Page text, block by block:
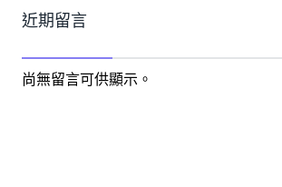
近期留言
尚無留言可供顯示。